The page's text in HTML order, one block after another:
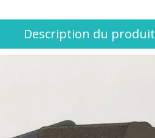
Description du produit